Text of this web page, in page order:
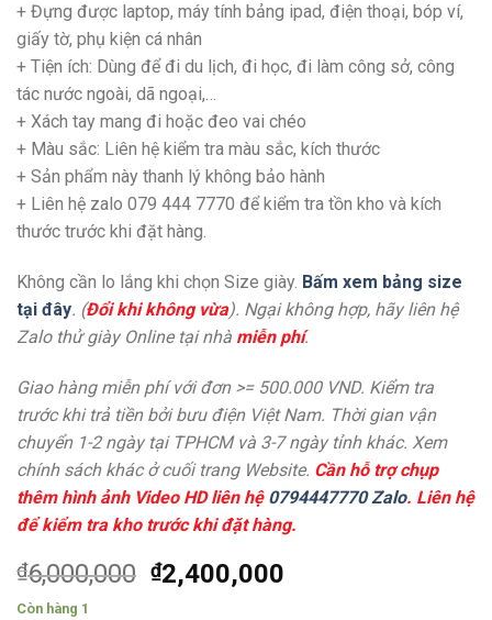
+ Đựng được laptop, máy tính bảng ipad, điện thoại, bóp ví,
giấy tờ, phụ kiện cá nhân
+ Tiện ích: Dùng để đi du lịch, đi học, đi làm công sở, công
tác nước ngoài, dã ngoại,…
+ Xách tay mang đi hoặc đeo vai chéo
+ Màu sắc: Liên hệ kiểm tra màu sắc, kích thước
+ Sản phẩm này thanh lý không bảo hành
+ Liên hệ zalo 079 444 7770 để kiểm tra tồn kho và kích
thước trước khi đặt hàng.
Không cần lo lắng khi chọn Size giày. Bấm xem bảng size
tại đây. (Đổi khi không vừa). Ngại không hợp, hãy liên hệ
Zalo thử giày Online tại nhà miễn phí.
Giao hàng miễn phí với đơn >= 500.000 VND. Kiểm tra
trước khi trả tiền bởi bưu điện Việt Nam. Thời gian vận
chuyển 1-2 ngày tại TPHCM và 3-7 ngày tỉnh khác. Xem
chính sách khác ở cuối trang Website. Cần hỗ trợ chụp
thêm hình ảnh Video HD liên hệ 0794447770 Zalo. Liên hệ
để kiểm tra kho trước khi đặt hàng.
₫6,000,000 ₫2,400,000
Còn hàng 1